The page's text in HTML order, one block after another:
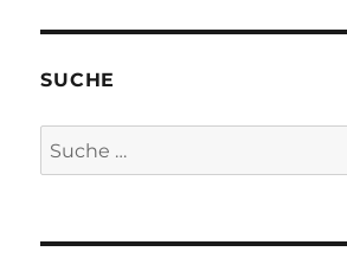
SUCHE
Suche
nach: